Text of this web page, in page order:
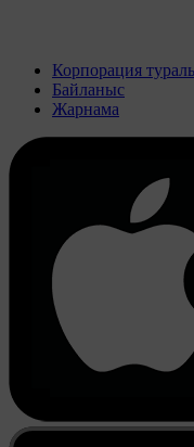
Корпорация
Байланыс
Жарнама